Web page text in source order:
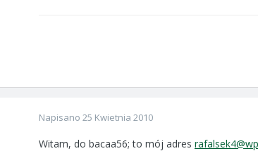
Napisano 25 Kwietnia 2010
Witam, do bacaa56; to mój adres